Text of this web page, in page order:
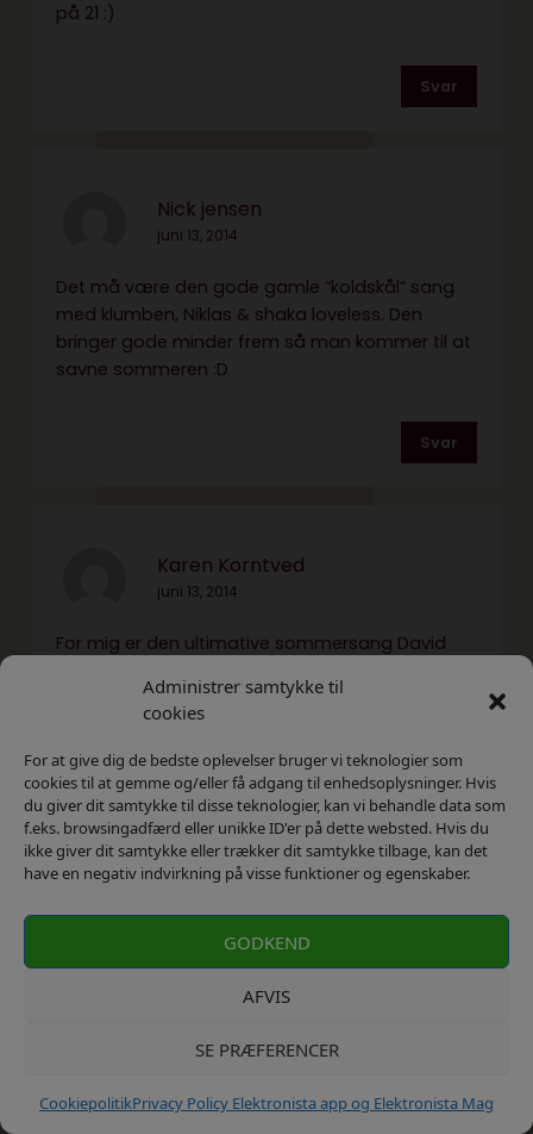
Administrer samtykke til
cookies
For at give dig de bedste oplevelser bruger vi teknologier som
cookies til at gemme og/eller få adgang til enhedsoplysninger. Hvis
du giver dit samtykke til disse teknologier, kan vi behandle data som
f.eks. browsingadfærd eller unikke ID'er på dette websted. Hvis du
ikke giver dit samtykke eller trækker dit samtykke tilbage, kan det
have en negativ indvirkning på visse funktioner og egenskaber.
GODKEND
AFVIS
SE PRÆFERENCER
CookiepolitikPrivacy Policy Elektronista app og Elektronista Mag
på 21 :)
Svar
Nick jensen
juni 13, 2014
Det må være den gode gamle “koldskål” sang
med klumben, Niklas & shaka loveless. Den
bringer gode minder frem så man kommer til at
savne sommeren :D
Svar
Karen Korntved
juni 13, 2014
For mig er den ultimative sommersang David
med Bowie en svensk sommernat i starten af
Svar
Ann Larsen
juni 13, 2014
Klart ‘Kokomo’ med The Beach Boys fra
Svar